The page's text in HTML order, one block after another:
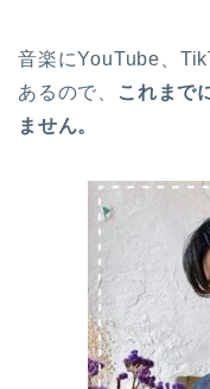
音楽にYouTube、
あるので、
これまで
ません。